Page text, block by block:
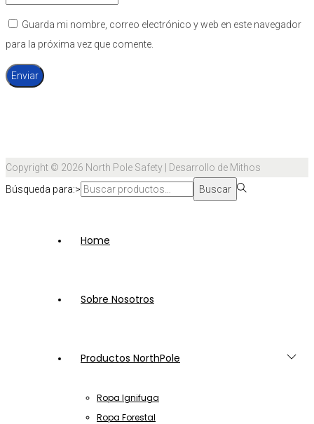
Guarda mi nombre, correo electrónico y web en este navegador
para la próxima vez que comente.
Copyright © 2026 North Pole Safety | Desarrollo de Mithos
Búsqueda para:>
Buscar
Home
Sobre Nosotros
Productos NorthPole
Ropa Ignifuga
Ropa Forestal